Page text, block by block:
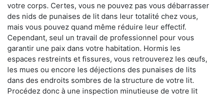
votre corps. Certes, vous ne pouvez pas vous débarrasser
des nids de punaises de lit dans leur totalité chez vous,
mais vous pouvez quand même réduire leur effectif.
Cependant, seul un travail de professionnel pour vous
garantir une paix dans votre habitation. Hormis les
espaces restreints et fissures, vous retrouverez les œufs,
les mues ou encore les déjections des punaises de lits
dans des endroits sombres de la structure de votre lit.
Procédez donc à une inspection minutieuse de votre lit